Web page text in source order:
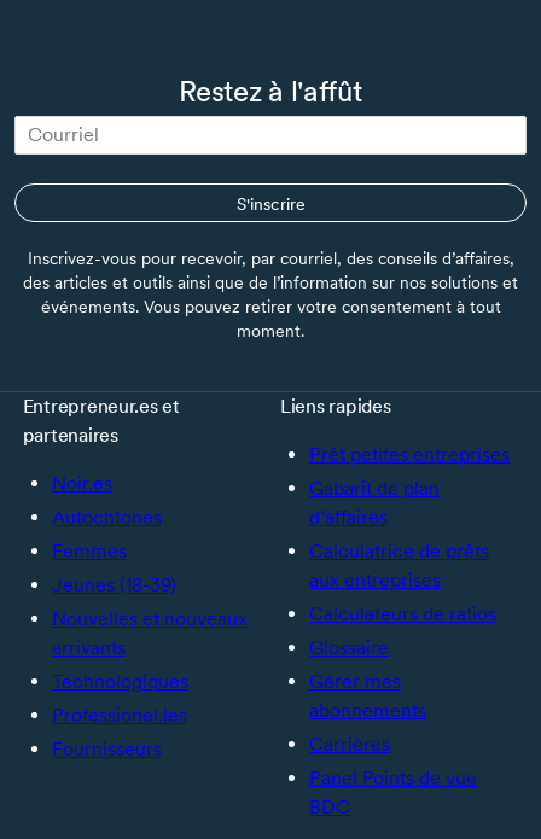
Restez à l'affût
S'inscrire
Inscrivez-vous pour recevoir, par courriel, des conseils d’affaires,
des articles et outils ainsi que de l’information sur nos solutions et
événements. Vous pouvez retirer votre consentement à tout
moment.
Entrepreneur.es et
partenaires
Noir.es
Autochtones
Femmes
Jeunes (18-39)
Nouvelles et nouveaux
arrivants
Technologiques
Professionel.les
Fournisseurs
Liens rapides
Prêt petites entreprises
Gabarit de plan
d’affaires
Calculatrice de prêts
aux entreprises
Calculateurs de ratios
Glossaire
Gérer mes
abonnements
Carrières
Panel Points de vue
BDC